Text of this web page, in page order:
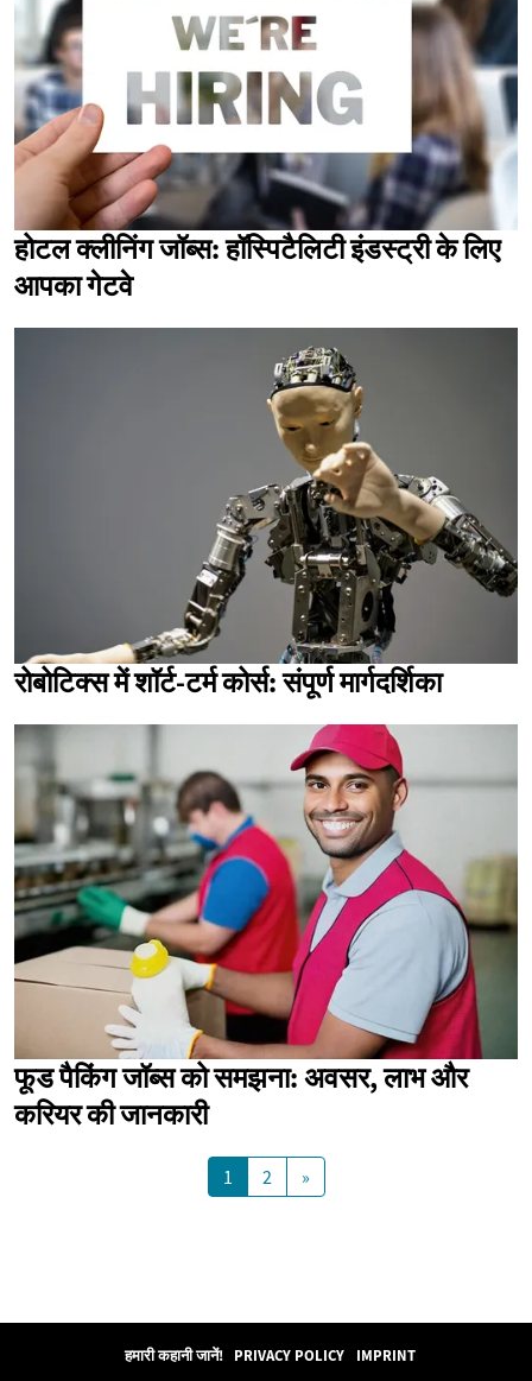
होटल क्लीनिंग जॉब्स: हॉस्पिटैलिटी इंडस्ट्री के लिए
आपका गेटवे
रोबोटिक्स में शॉर्ट-टर्म कोर्स: संपूर्ण मार्गदर्शिका
फूड पैकिंग जॉब्स को समझना: अवसर, लाभ और
करियर की जानकारी
1 2 »
हमारी कहानी जानें! PRIVACY POLICY IMPRINT